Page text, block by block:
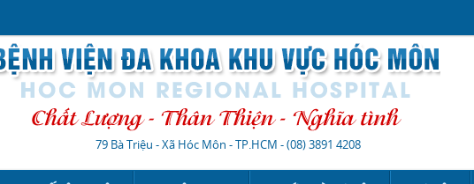
79 Bà Triệu - Xã Hóc Môn - TP.HCM -(08) 3891 4208